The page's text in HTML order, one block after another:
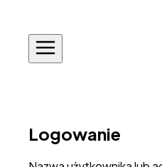
Logowanie